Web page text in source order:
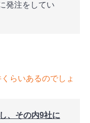
発注をしてい
らいあるのでしょ
、その内9社に